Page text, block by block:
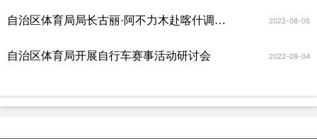
自治区体育局局长古丽·阿不力木赴喀什调研体育工作并看望慰问驻村工作队 2022-08-05
自治区体育局开展自行车赛事活动研讨会 2022-08-04